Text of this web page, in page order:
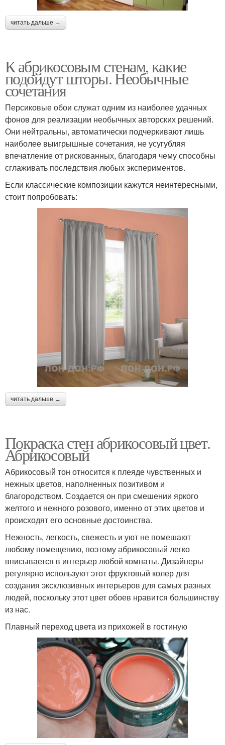
читать дальше →
К абрикосовым стенам, какие
подойдут шторы. Необычные
сочетания
Персиковые обои служат одним из наиболее удачных
фонов для реализации необычных авторских решений.
Они нейтральны, автоматически подчеркивают лишь
наиболее выигрышные сочетания, не усугубляя
впечатление от рискованных, благодаря чему способны
сглаживать последствия любых экспериментов.
Если классические композиции кажутся неинтересными,
стоит попробовать:
читать дальше →
Покраска стен абрикосовый цвет.
Абрикосовый
Абрикосовый тон относится к плеяде чувственных и
нежных цветов, наполненных позитивом и
благородством. Создается он при смешении яркого
желтого и нежного розового, именно от этих цветов и
происходят его основные достоинства.
Нежность, легкость, свежесть и уют не помешают
любому помещению, поэтому абрикосовый легко
вписывается в интерьер любой комнаты. Дизайнеры
регулярно используют этот фруктовый колер для
создания эксклюзивных интерьеров для самых разных
людей, поскольку этот цвет обоев нравится большинству
из нас.
Плавный переход цвета из прихожей в гостиную